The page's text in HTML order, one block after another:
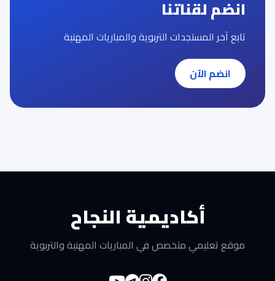
انضم لقناتنا
تابع آخر المستجدات التربوية والمباريات المهنية
انضم الآن
أكاديمية النجاح
موقع تعليمي متخصص في المباريات المهنية والتربوية